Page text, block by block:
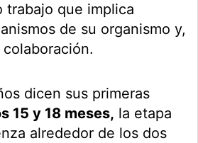
trabajo que implica
de su organismo y,
dicen sus primeras
15 y 18 meses, la etapa
alrededor de los dos